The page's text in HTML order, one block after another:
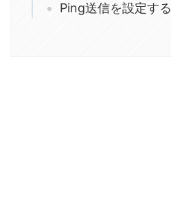
Ping送信を設定する